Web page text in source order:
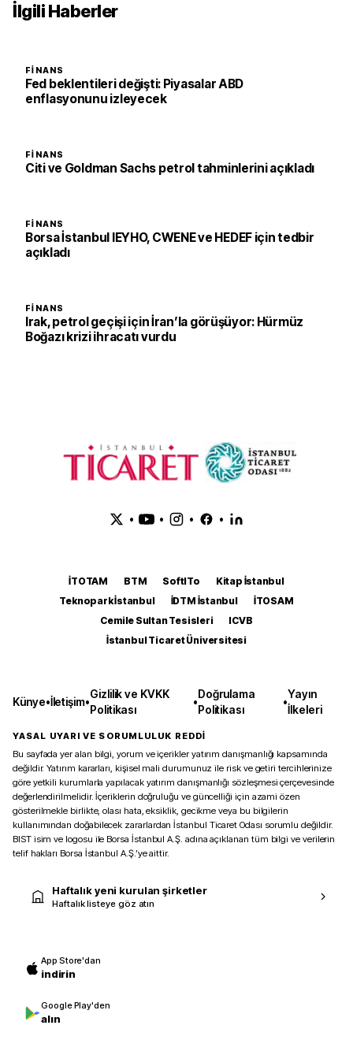
İlgili Haberler
FINANS
Fed beklentileri değişti: Piyasalar ABD
enflasyonunu izleyecek
FINANS
Citi ve Goldman Sachs petrol tahminlerini açıkladı
FINANS
Borsa İstanbul IEYHO, CWENE ve HEDEF için tedbir
açıkladı
FINANS
Irak, petrol geçişi için İran’la görüşüyor: Hürmüz
Boğazı krizi ihracatı vurdu
• • • •
İTOTAM BTM SoftITo
Kitap İstanbul
Teknopark İstanbul
İDTM İstanbul
İTOSAM
Cemile Sultan Tesisleri
ICVB
İstanbul Ticaret Üniversitesi
Künye•İletişim•
Gizlilik ve KVKK
Politikası
•
Doğrulama
Politikası
•
Yayın
İlkeleri
YASAL UYARI VE SORUMLULUK REDDİ
Bu sayfada yer alan bilgi, yorum ve içerikler yatırım danışmanlığı kapsamında
değildir. Yatırım kararları, kişisel mali durumunuz ile risk ve getiri tercihlerinize
göre yetkili kurumlarla yapılacak yatırım danışmanlığı sözleşmesi çerçevesinde
değerlendirilmelidir. İçeriklerin doğruluğu ve güncelliği için azami özen
gösterilmekle birlikte, olası hata, eksiklik, gecikme veya bu bilgilerin
kullanımından doğabilecek zararlardan İstanbul Ticaret Odası sorumlu değildir.
BIST isim ve logosu ile Borsa İstanbul A.Ş. adına açıklanan tüm bilgi ve verilerin
telif hakları Borsa İstanbul A.Ş.’ye aittir.
Haftalık yeni kurulan şirketler
Haftalık listeye göz atın
App Store'dan
indirin
Google Play'den
alın